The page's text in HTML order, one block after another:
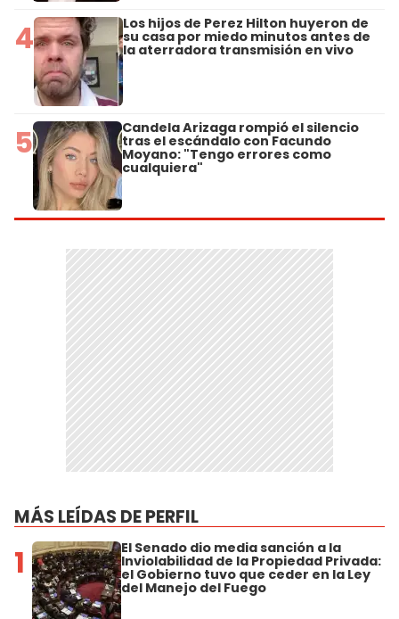
4 Los hijos de Perez Hilton huyeron de
su casa por miedo minutos antes de
la aterradora transmisión en vivo
5 Candela Arizaga rompió el silencio
tras el escándalo con Facundo
Moyano: "Tengo errores como
cualquiera"
MÁS LEÍDAS DE PERFIL
1 El Senado dio media sanción a la
Inviolabilidad de la Propiedad Privada:
el Gobierno tuvo que ceder en la Ley
del Manejo del Fuego